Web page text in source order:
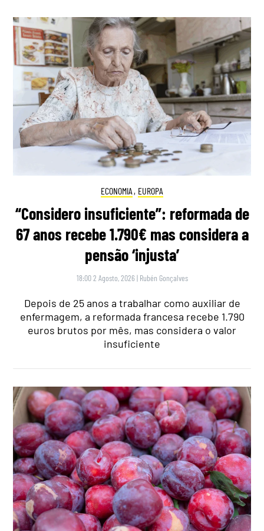
ECONOMIA , EUROPA
“Considero insuficiente”: reformada de
67 anos recebe 1.790€ mas considera a
pensão ‘injusta’
18:00 2 Agosto, 2026 | Rubén Gonçalves
Depois de 25 anos a trabalhar como auxiliar de
enfermagem, a reformada francesa recebe 1.790
euros brutos por mês, mas considera o valor
insuficiente